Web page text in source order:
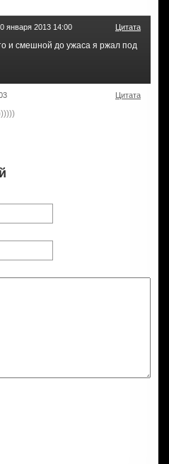
января 2013 14:00 Цитата
и смешной до ужаса я ржал под
Цитата